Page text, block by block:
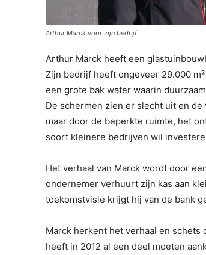
Arthur Marck voor zijn bedrijf
Arthur Marck heeft een
Zijn bedrijf heeft ongeveer 29.000
een grote bak water waarin
De schermen zien er slecht uit en
maar door de beperkte ruimte, het
soort kleinere bedrijven wil
Het verhaal van Marck wordt door
ondernemer verhuurt zijn kas aan
toekomstvisie krijgt hij van de bank
Marck herkent het verhaal en
heeft in 2012 al een deel moeten